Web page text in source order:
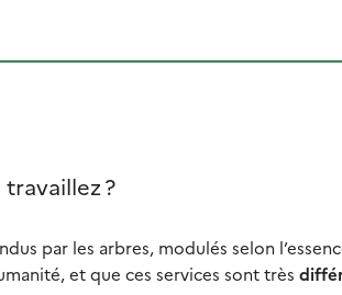
travaillez ?
par les arbres, modulés selon
et que ces services sont très